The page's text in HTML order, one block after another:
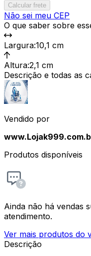
Calcular frete
Não sei meu CEP
O que saber sobre
Largura:10,1 cm
Altura:2,1 cm
Descrição e todas as
Vendido por
Produtos disponíveis
Ainda não há vendas
atendimento.
Ver mais produtos do
Descrição